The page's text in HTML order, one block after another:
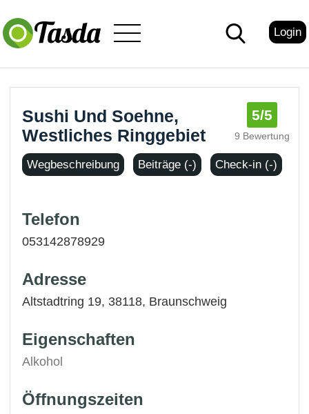
Login
Sushi Und Soehne,
Westliches Ringgebiet
5/5
9 Bewertung
Wegbeschreibung Beiträge (-) Check-in (-)
Telefon
053142878929
Adresse
Altstadtring 19, 38118, Braunschweig
Eigenschaften
Alkohol
Öffnungszeiten